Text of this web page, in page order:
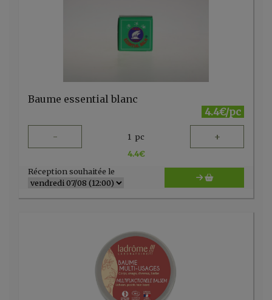
Baume essential blanc
4.4€/pc
- 1 pc +
4.4€
Réception souhaitée le